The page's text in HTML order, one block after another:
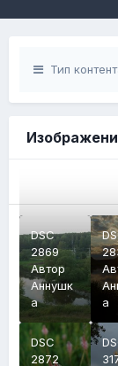
Тип
DSC
2869
Автор
Аннушк
а
а
DSC
2872